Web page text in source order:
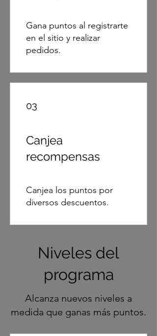
Gana puntos al registrarte
en el sitio y realizar
pedidos.
03
Canjea
recompensas
Canjea los puntos por
diversos descuentos.
Niveles del
programa
Alcanza nuevos niveles a
medida que ganas más puntos.